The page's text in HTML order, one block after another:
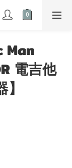
電吉他